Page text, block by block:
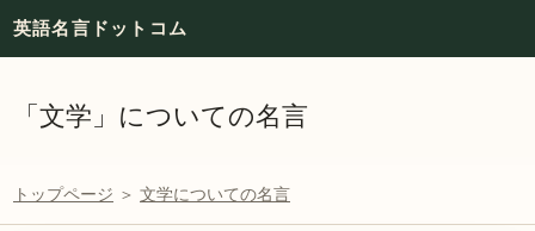
英語名言ドットコム
「文学」についての名言
トップページ ＞ 文学についての名言